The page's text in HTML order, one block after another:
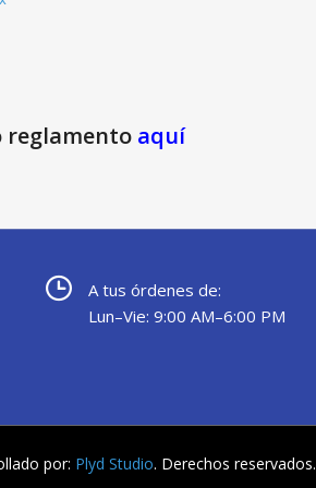
reglamento aquí
A tus órdenes de:
Lun–Vie: 9:00 AM–6:00 PM
por: Plyd Studio. Derechos reservados.